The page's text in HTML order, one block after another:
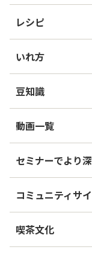
レシピ
いれ方
豆知識
動画一覧
セミナーでより
コミュニティサ
喫茶文化